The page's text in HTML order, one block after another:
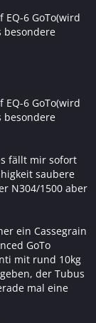
EQ-6 GoTo(wird
besondere
EQ-6 GoTo(wird
besondere
fällt mir sofort
saubere
N304/1500 aber
ein Cassegrain
GoTo
mit rund 10kg
der Tubus
mal eine